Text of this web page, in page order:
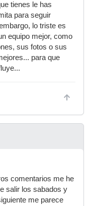
tienes le has
para seguir
lo triste es
equipo mejor, como
sus fotos o sus
para que
comentarios me he
salir los sabados y
me parece